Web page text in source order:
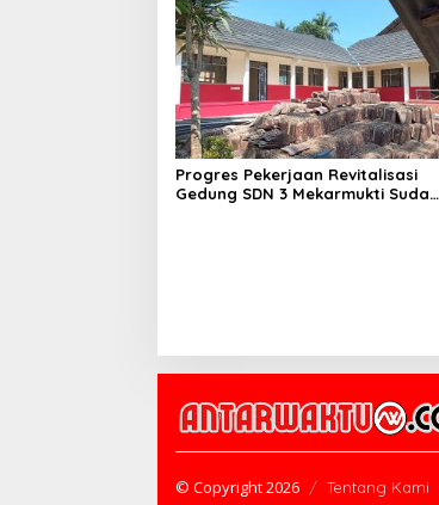
Progres Pekerjaan Revitalisasi
Gedung SDN 3 Mekarmukti Sudah
© Copyright 2026 Tentang Kami